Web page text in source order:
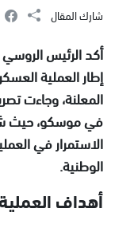
شارك المقال
أكد الرئيس
إطار العملية
المعلنة، وجاءت
في موسكو، حيث
الاستمرار في
الوطنية.
أهداف